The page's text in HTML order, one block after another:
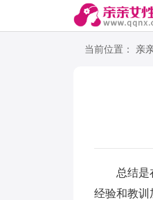
当前位置： 亲
总结是在
经验和教训